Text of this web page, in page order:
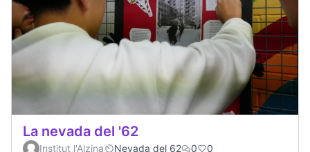
La nevada del '62
Institut l'Alzina Nevada del 62 0 0